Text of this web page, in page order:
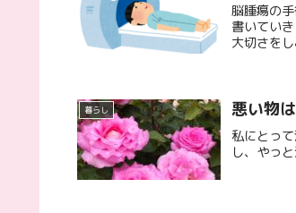
脳腫瘍の
書いてい
大切さを
暮らし 悪い物
私にとっ
し、やっ